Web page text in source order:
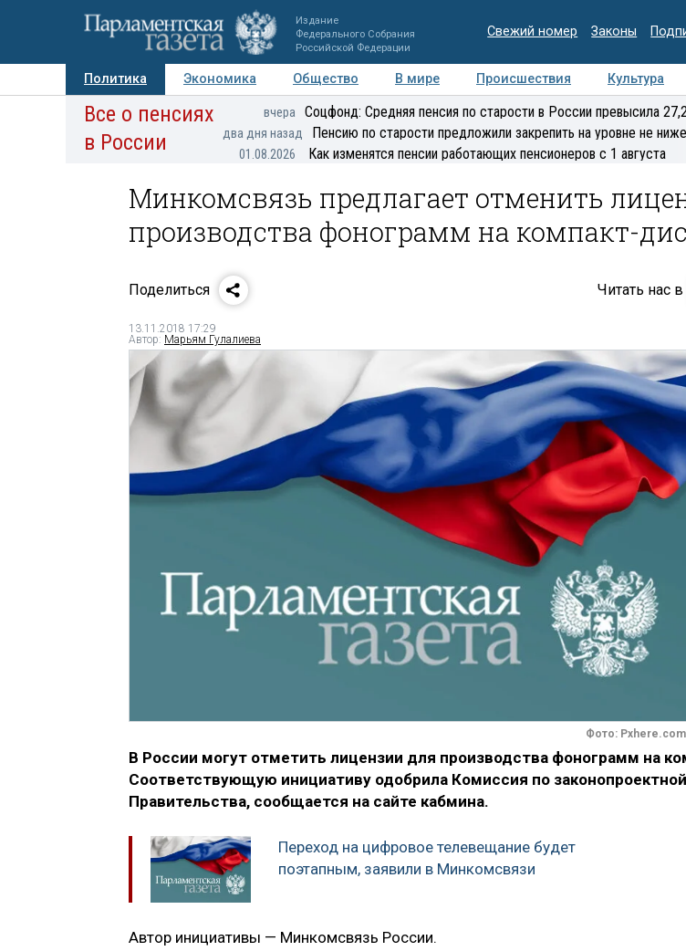
Издание
Федерального Собрания
Российской Федерации
Свежий номер Законы
Политика Экономика Общество В мире Происшествия Культура
Авторы Персоны Мнения Регионы Медиацентр Интервью
Все о пенсиях
в России
вчера Соцфонд: Средняя пенсия по старости в России превысила
два дня назад Пенсию по старости предложили закрепить на уровне не
01.08.2026 Как изменятся пенсии работающих пенсионеров с 1 августа
Минкомсвязь предлагает отменить
производства фонограмм на компакт-
Поделиться Читать нас в
13.11.2018 17:29
Автор: Марьям Гулалиева
Фото: Pxhere.com
В России могут отметить лицензии для производства фонограмм на
Соответствующую инициативу одобрила Комиссия по
Правительства, сообщается на сайте кабмина.
Переход на цифровое телевещание будет
поэтапным, заявили в Минкомсвязи
Автор инициативы — Минкомсвязь России.